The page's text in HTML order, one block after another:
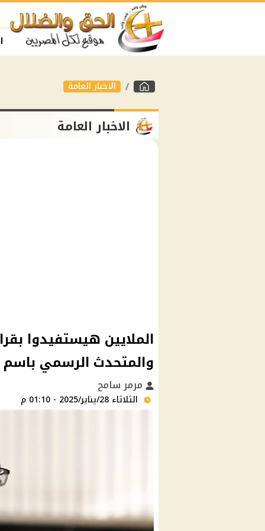
الاخبار العامة
الاخبار العامة
الملايين هيستفيدوا
والمتحدث الرسمي
مرمر سامح
الثلاثاء 28/يناير/2025 - 01:10 م